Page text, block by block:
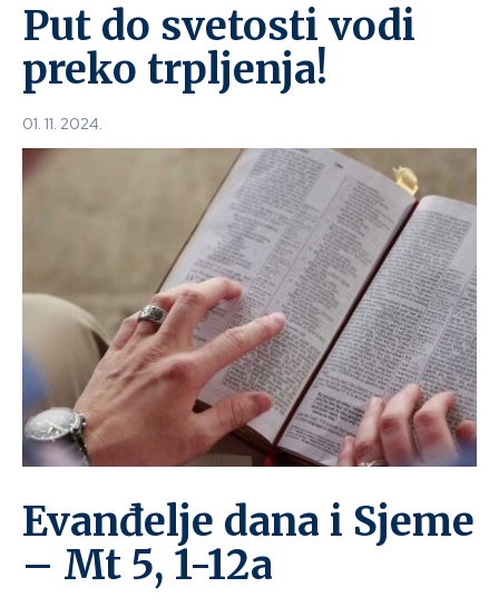
Put do svetosti vodi
preko trpljenja!
01. 11. 2024.
Evanđelje dana i Sjeme
– Mt 5, 1-12a